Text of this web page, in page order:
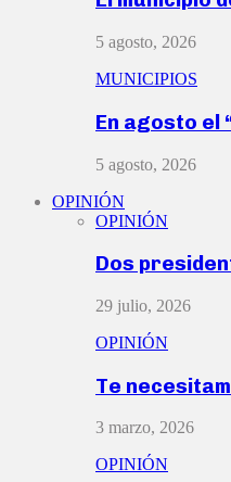
5 agosto, 2026
MUNICIPIOS
En agosto el
5 agosto, 2026
OPINIÓN
OPINIÓN
Dos
29 julio, 2026
OPINIÓN
Te
3 marzo, 2026
OPINIÓN